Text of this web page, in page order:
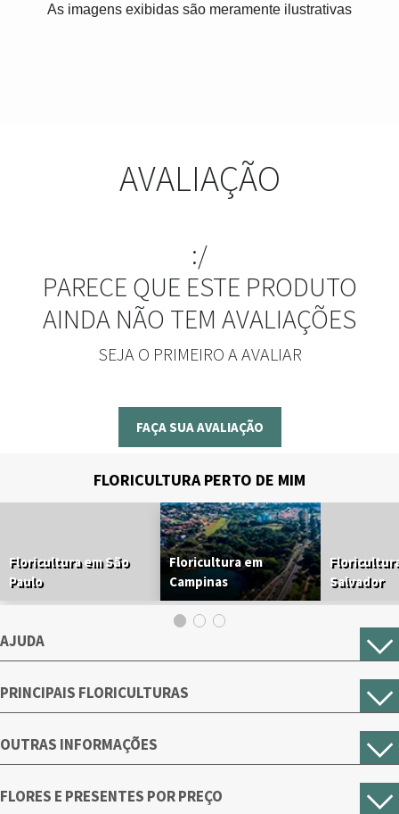
As imagens exibidas são meramente ilustrativas
AVALIAÇÃO
:/
PARECE QUE ESTE PRODUTO
AINDA NÃO TEM AVALIAÇÕES
SEJA O PRIMEIRO A AVALIAR
FAÇA SUA AVALIAÇÃO
FLORICULTURA PERTO DE MIM
Floricultura em São
Paulo
Floricultura em
Campinas
Salvador
AJUDA
PRINCIPAIS FLORICULTURAS
OUTRAS INFORMAÇÕES
FLORES E PRESENTES POR PREÇO